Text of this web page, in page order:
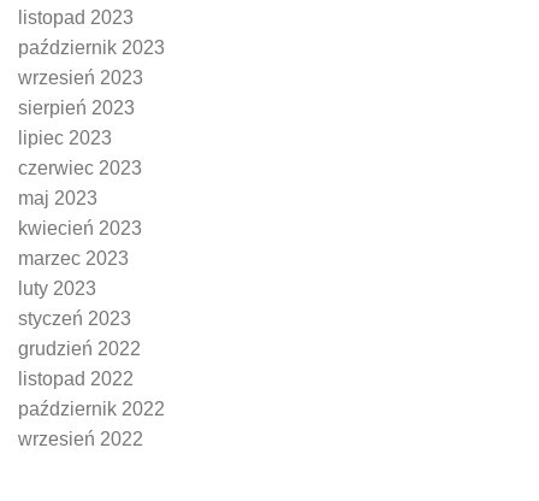
listopad 2023
październik 2023
wrzesień 2023
sierpień 2023
lipiec 2023
czerwiec 2023
maj 2023
kwiecień 2023
marzec 2023
luty 2023
styczeń 2023
grudzień 2022
listopad 2022
październik 2022
wrzesień 2022